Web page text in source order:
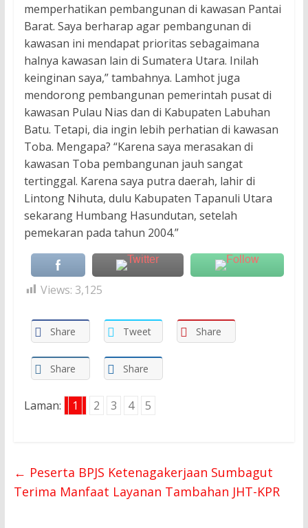
memperhatikan pembangunan di kawasan Pantai
Barat. Saya berharap agar pembangunan di
kawasan ini mendapat prioritas sebagaimana
halnya kawasan lain di Sumatera Utara. Inilah
keinginan saya,” tambahnya. Lamhot juga
mendorong pembangunan pemerintah pusat di
kawasan Pulau Nias dan di Kabupaten Labuhan
Batu. Tetapi, dia ingin lebih perhatian di kawasan
Toba. Mengapa? “Karena saya merasakan di
kawasan Toba pembangunan jauh sangat
tertinggal. Karena saya putra daerah, lahir di
Lintong Nihuta, dulu Kabupaten Tapanuli Utara
sekarang Humbang Hasundutan, setelah
pemekaran pada tahun 2004.”
Views: 3,125
Share Tweet Share
Share Share
Laman: 1 2 3 4 5
← Peserta BPJS Ketenagakerjaan Sumbagut
Terima Manfaat Layanan Tambahan JHT-KPR